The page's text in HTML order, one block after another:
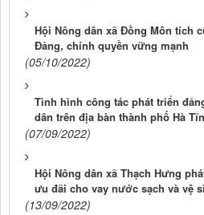
Hội Nông dân xã Đồng Môn tích
Đảng, chính quyền vững mạnh
(05/10/2022)
Tình hình công tác phát triển
dân trên địa bàn thành phố Hà
(07/09/2022)
Hội Nông dân xã Thạch Hưng
ưu đãi cho vay nước sạch và vệ
(13/09/2022)